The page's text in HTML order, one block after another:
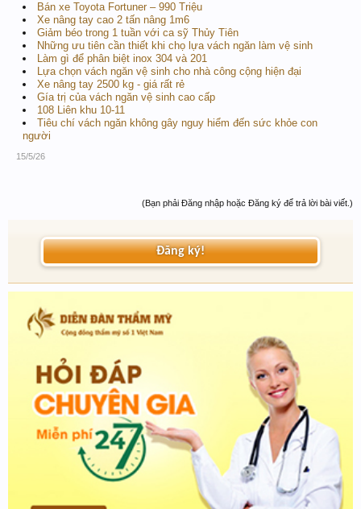
Bán xe Toyota Fortuner – 990 Triệu
Xe nâng tay cao 2 tấn nâng 1m6
Giảm béo trong 1 tuần với ca sỹ Thủy Tiên
Những ưu tiên cần thiết khi chọ lựa vách ngăn làm vệ sinh
Làm gì để phân biệt inox 304 và 201
Lựa chọn vách ngăn vệ sinh cho nhà công cộng hiện đại
Xe nâng tay 2500 kg - giá rất rẻ
Gía trị của vách ngăn vệ sinh cao cấp
108 Liên khu 10-11
Tiêu chí vách ngăn không gây nguy hiểm đến sức khỏe con
người
15/5/26
(Bạn phải Đăng nhập hoặc Đăng ký để trả lời bài viết.)
Đăng ký!